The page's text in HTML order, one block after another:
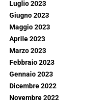
Luglio 2023
Giugno 2023
Maggio 2023
Aprile 2023
Marzo 2023
Febbraio 2023
Gennaio 2023
Dicembre 2022
Novembre 2022